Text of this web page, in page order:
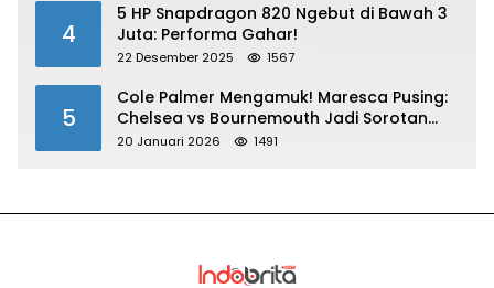
4
5 HP Snapdragon 820 Ngebut di Bawah 3
Juta: Performa Gahar!
22 Desember 2025 1567
5
Cole Palmer Mengamuk! Maresca Pusing:
Chelsea vs Bournemouth Jadi Sorotan
Utama
20 Januari 2026 1491